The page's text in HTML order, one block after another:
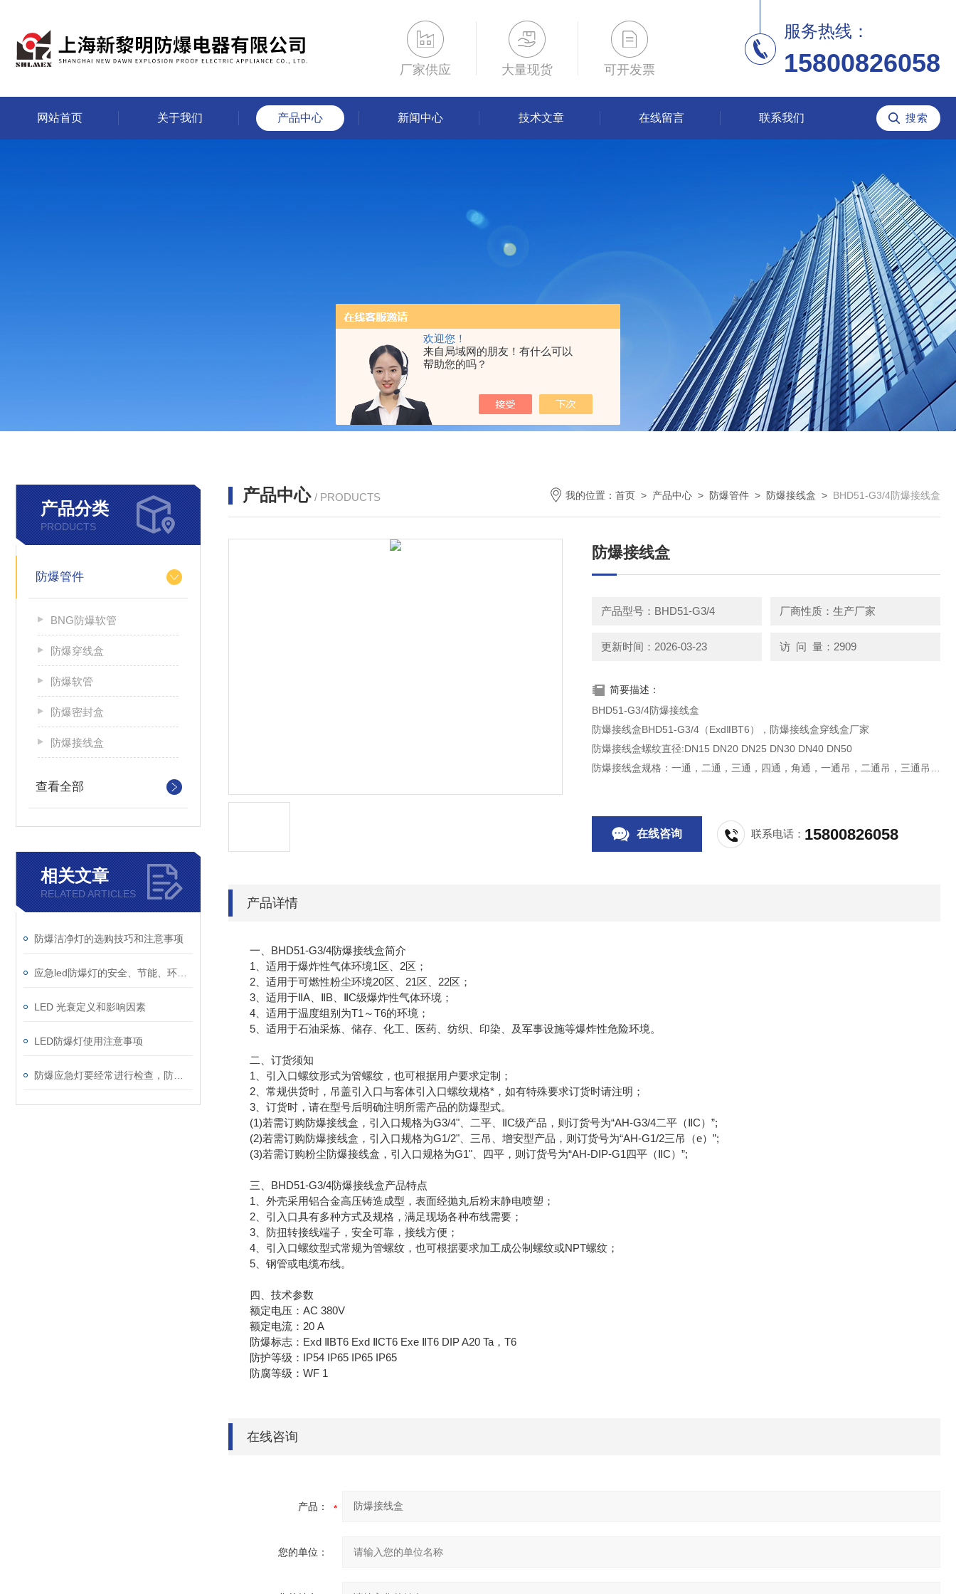
欢迎您！
来自局域网的朋友！有什么可以
帮助您的吗？
厂家供应 大量现货 可开发票
服务热线：
15800826058
网站首页 关于我们 产品中心 新闻中心 技术文章 在线留言 联系我们
产品分类
PRODUCTS
防爆管件
BNG防爆软管
防爆穿线盒
防爆软管
防爆密封盒
防爆接线盒
查看全部
相关文章
RELATED ARTICLES
防爆洁净灯的选购技巧和注意事项
LED 光衰定义和影响因素
LED防爆灯使用注意事项
产品中心 / PRODUCTS 我的位置： 首页 > 产品中心 > 防爆管件 > 防爆接线盒 > BHD51-G3/4防爆接线盒
防爆接线盒
产品型号：BHD51-G3/4 厂商性质：生产厂家
更新时间：2026-03-23 访 问 量：2909
简要描述：
BHD51-G3/4防爆接线盒
防爆接线盒BHD51-G3/4（ExdⅡBT6），防爆接线盒穿线盒厂家
防爆接线盒螺纹直径:DN15 DN20 DN25 DN30 DN40 DN50
防爆接线盒规格：一通，二通，三通，四通，角通，一通吊，二通吊，三通吊，
在线咨询 联系电话： 15800826058
产品详情
一、BHD51-G3/4防爆接线盒简介
1、适用于爆炸性气体环境1区、2区；
2、适用于可燃性粉尘环境20区、21区、22区；
3、适用于ⅡA、ⅡB、ⅡC级爆炸性气体环境；
4、适用于温度组别为T1～T6的环境；
5、适用于石油采炼、储存、化工、医药、纺织、印染、及军事设施等爆炸性危险环境。
二、订货须知
1、引入口螺纹形式为管螺纹，也可根据用户要求定制；
2、常规供货时，吊盖引入口与客体引入口螺纹规格*，如有特殊要求订货时请注明；
3、订货时，请在型号后明确注明所需产品的防爆型式。
(1)若需订购防爆接线盒，引入口规格为G3/4"、二平、ⅡC级产品，则订货号为“AH-G3/4二平（ⅡC）”;
(2)若需订购防爆接线盒，引入口规格为G1/2"、三吊、增安型产品，则订货号为“AH-G1/2三吊（e）”;
(3)若需订购粉尘防爆接线盒，引入口规格为G1"、四平，则订货号为“AH-DIP-G1四平（ⅡC）”;
三、BHD51-G3/4防爆接线盒产品特点
1、外壳采用铝合金高压铸造成型，表面经抛丸后粉末静电喷塑；
2、引入口具有多种方式及规格，满足现场各种布线需要；
3、防扭转接线端子，安全可靠，接线方便；
4、引入口螺纹型式常规为管螺纹，也可根据要求加工成公制螺纹或NPT螺纹；
5、钢管或电缆布线。
四、技术参数
额定电压：AC 380V
额定电流：20 A
防爆标志：Exd ⅡBT6 Exd ⅡCT6 Exe ⅡT6 DIP A20 Ta，T6
防护等级：IP54 IP65 IP65 IP65
防腐等级：WF 1
在线咨询
产品：
您的单位：